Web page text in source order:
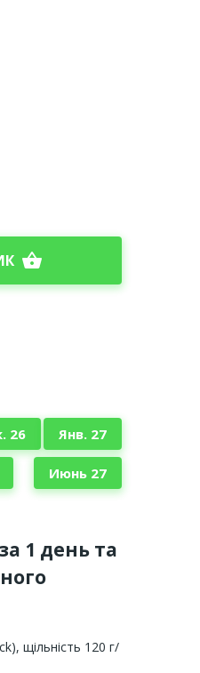
shopping_basket
26 Янв. 27
Июнь 27
1 день та
щільність 120 г/